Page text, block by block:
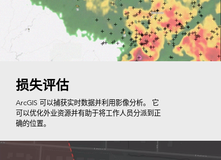
损失评估
ArcGIS 可以捕获实时数据并利用影像分析。 它
可以优化外业资源并有助于将工作人员分派到正
确的位置。